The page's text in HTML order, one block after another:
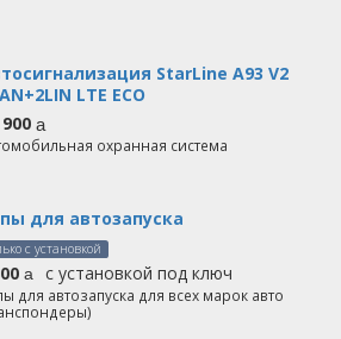
StarLine A93 V2
LTE ECO
охранная система
для автозапуска
с установкой
руб.
с установкой под ключ
для автозапуска для всех марок авто